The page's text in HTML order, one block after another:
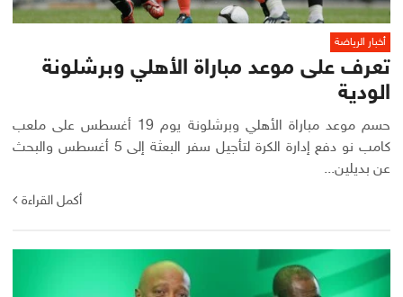
أخبار الرياضة
تعرف على موعد مباراة الأهلي وبرشلونة
الودية
حسم موعد مباراة الأهلي وبرشلونة يوم 19 أغسطس على ملعب
كامب نو دفع إدارة الكرة لتأجيل سفر البعثة إلى 5 أغسطس والبحث
عن بديلين...
أكمل القراءة